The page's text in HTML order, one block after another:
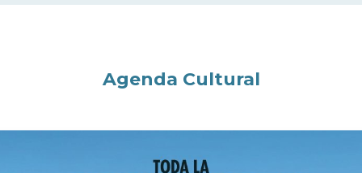
Agenda Cultural